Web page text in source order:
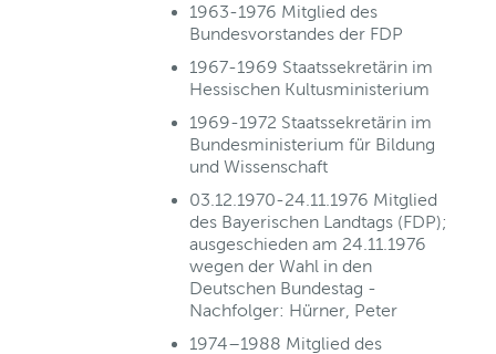
1963-1976 Mitglied des
Bundesvorstandes der FDP
1967-1969 Staatssekretärin im
Hessischen Kultusministerium
1969-1972 Staatssekretärin im
Bundesministerium für Bildung
und Wissenschaft
03.12.1970-24.11.1976 Mitglied
des Bayerischen Landtags (FDP);
ausgeschieden am 24.11.1976
wegen der Wahl in den
Deutschen Bundestag -
Nachfolger: Hürner, Peter
1974–1988 Mitglied des